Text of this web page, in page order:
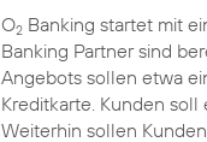
O2 Banking startet mit
Banking Partner sind
Angebots sollen etwa
Kreditkarte. Kunden
Weiterhin sollen